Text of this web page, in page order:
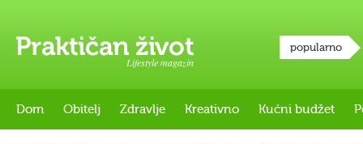
Lifestyle magazin
popularno
Dom Obitelj Zdravlje Kreativno Kućni budžet